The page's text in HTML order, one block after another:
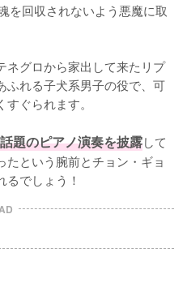
を回収されないよう悪魔に取
ネグロから家出して来たリプ
ふれる子犬系男子の役で、可
ぐられます。
題のピアノ演奏を披露して
という腕前とチョン・ギョ
でしょう！